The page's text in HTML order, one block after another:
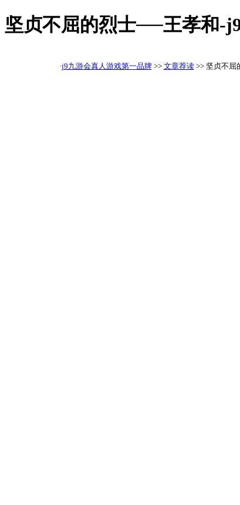
坚贞不屈的烈士──王孝和-
·j9九游会真人游戏第一品牌>> 文章荐读>> 坚贞不屈